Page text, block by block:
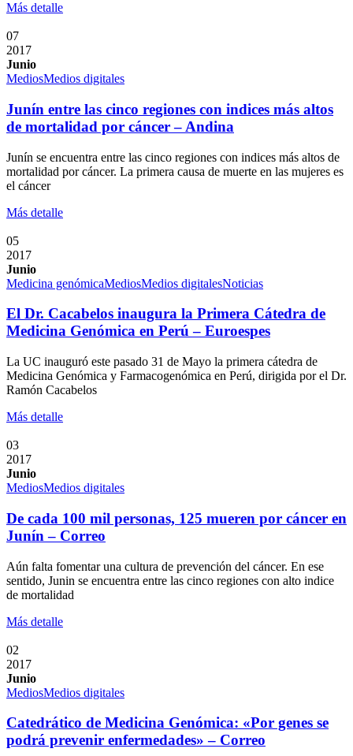
Más detalle
07
2017
Junio
MediosMedios digitales
Junín entre las cinco regiones con indices más altos
de mortalidad por cáncer – Andina
Junín se encuentra entre las cinco regiones con indices más altos de
mortalidad por cáncer. La primera causa de muerte en las mujeres es
el cáncer
Más detalle
05
2017
Junio
Medicina genómicaMediosMedios digitalesNoticias
El Dr. Cacabelos inaugura la Primera Cátedra de
Medicina Genómica en Perú – Euroespes
La UC inauguró este pasado 31 de Mayo la primera cátedra de
Medicina Genómica y Farmacogenómica en Perú, dirigida por el Dr.
Ramón Cacabelos
Más detalle
03
2017
Junio
MediosMedios digitales
De cada 100 mil personas, 125 mueren por cáncer en
Junín – Correo
Aún falta fomentar una cultura de prevención del cáncer. En ese
sentido, Junin se encuentra entre las cinco regiones con alto indice
de mortalidad
Más detalle
02
2017
Junio
MediosMedios digitales
​Catedrático de Medicina Genómica: «Por genes se
podrá prevenir enfermedades» – Correo